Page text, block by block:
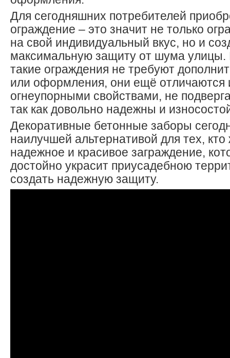
Для сегодняшних потребителей
ограждение – это значит не только
на свой индивидуальный вкус, но и
максимальную защиту от шума улицы.
такие ограждения не требуют
или оформления, они ещё отличаются
огнеупорными свойствами, не
так как довольно надежны и
Декоративные бетонные заборы
наилучшей альтернативой для тех,
надежное и красивое заграждение,
достойно украсит приусадебною
создать надежную защиту.